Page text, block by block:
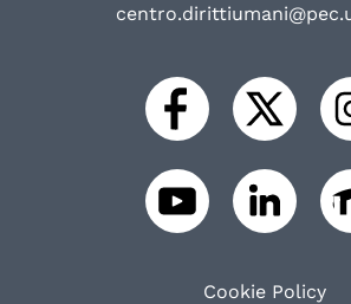
Cookie Policy